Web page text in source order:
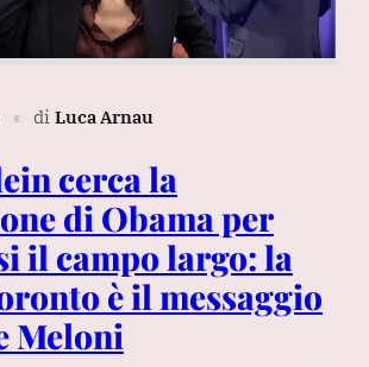
∎ di Luca Arnau
cerca la
di Obama per
il campo largo: la
è il messaggio
Meloni